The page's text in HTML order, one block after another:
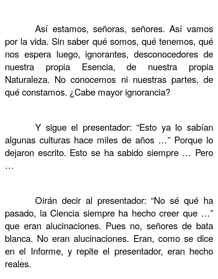
Así estamos, señoras, señores. Así vamos
por la vida. Sin saber qué somos, qué tenemos, qué
nos espera luego, ignorantes, desconocedores de
nuestra propia Esencia, de nuestra propia
Naturaleza. No conocemos ni nuestras partes, de
qué constamos. ¿Cabe mayor ignorancia?
Y sigue el presentador: “Esto ya lo sabían
algunas culturas hace miles de años …” Porque lo
dejaron escrito. Esto se ha sabido siempre … Pero
…
Oirán decir al presentador: “No sé qué ha
pasado, la Ciencia siempre ha hecho creer que …”
que eran alucinaciones. Pues no, señores de bata
blanca. No eran alucinaciones. Eran, como se dice
en el Informe, y repite el presentador, eran hecho
reales.